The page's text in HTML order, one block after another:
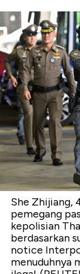
She Zhijiang,
pemegang
kepolisian
berdasarkan
notice
menuduhnya